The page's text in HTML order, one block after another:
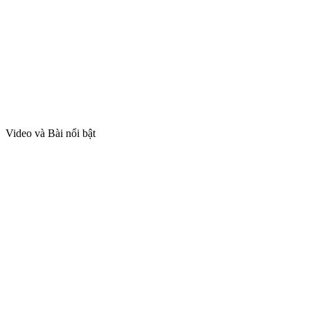
Video và Bài nổi bật